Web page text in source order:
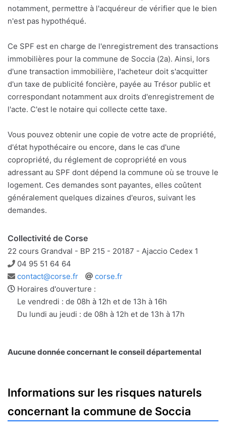
notamment, permettre à l'acquéreur de vérifier que le bien
n'est pas hypothéqué.
Ce SPF est en charge de l'enregistrement des transactions
immobilières pour la commune de Soccia (2a). Ainsi, lors
d'une transaction immobilière, l'acheteur doit s'acquitter
d'un taxe de publicité foncière, payée au Trésor public et
correspondant notamment aux droits d'enregistrement de
l'acte. C'est le notaire qui collecte cette taxe.
Vous pouvez obtenir une copie de votre acte de propriété,
d'état hypothécaire ou encore, dans le cas d'une
copropriété, du réglement de copropriété en vous
adressant au SPF dont dépend la commune où se trouve le
logement. Ces demandes sont payantes, elles coûtent
généralement quelques dizaines d'euros, suivant les
demandes.
Collectivité de Corse
22 cours Grandval - BP 215 - 20187 - Ajaccio Cedex 1
Téléphone
04 95 51 64 64
Adresse
e-
mail
contact@corse.fr
Site
web
corse.fr
Horaires d'ouverture :
Le vendredi : de 08h à 12h et de 13h à 16h
Du lundi au jeudi : de 08h à 12h et de 13h à 17h
Aucune donnée concernant le conseil départemental
Informations sur les risques naturels
concernant la commune de Soccia